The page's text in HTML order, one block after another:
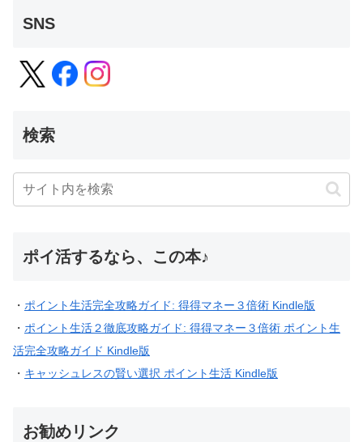
SNS
検索
ポイ活するなら、この本♪
・ ポイント生活完全攻略ガイド: 得得マネー３倍術 Kindle版
・ ポイント生活２徹底攻略ガイド: 得得マネー３倍術 ポイント生
活完全攻略ガイド Kindle版
・ キャッシュレスの賢い選択 ポイント生活 Kindle版
お勧めリンク